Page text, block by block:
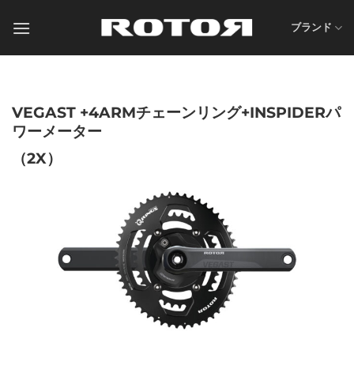
ブランド
VEGAST +4ARMチェーンリング+INSPIDERパ
ワーメーター
（2X）